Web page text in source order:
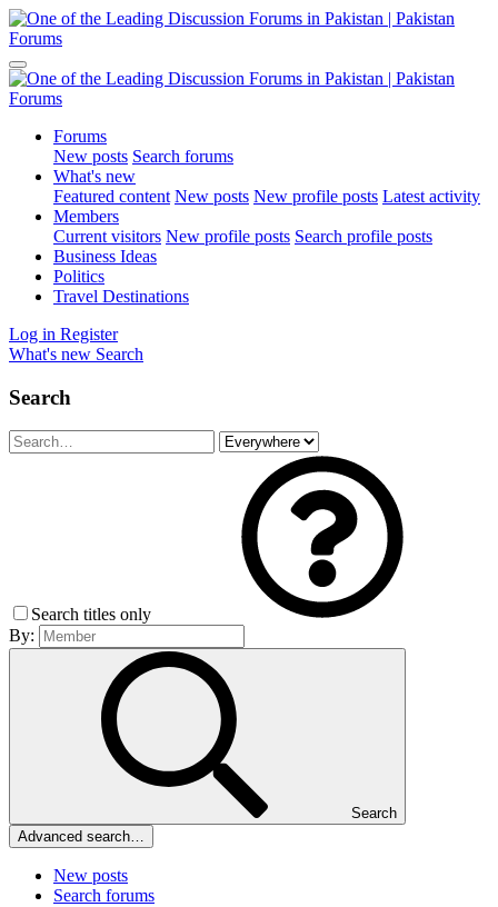
Forums
New posts Search forums
What's new
Featured content New posts New profile posts Latest activity
Members
Current visitors New profile posts Search profile posts
Business Ideas
Politics
Travel Destinations
Log in Register
What's new Search
Search
Search titles only
By:
Search
Advanced search…
New posts
Search forums